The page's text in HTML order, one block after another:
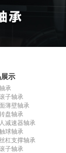
示
承
子轴承
薄壁轴承
盘轴承
减速器轴承
球轴承
杠支撑轴承
子轴承